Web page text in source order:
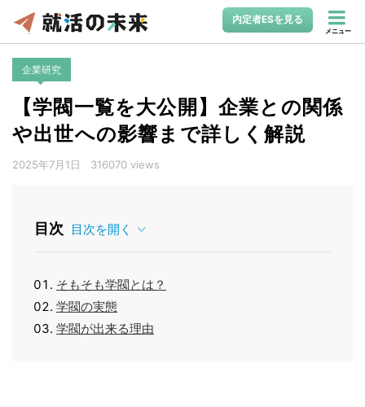
内定者ESを見る
メニュー
企業研究
【学閥一覧を大公開】企業との関係
や出世への影響まで詳しく解説
2025年7月1日 316070 views
目次 目次を開く
そもそも学閥とは？
学閥の実態
学閥が出来る理由